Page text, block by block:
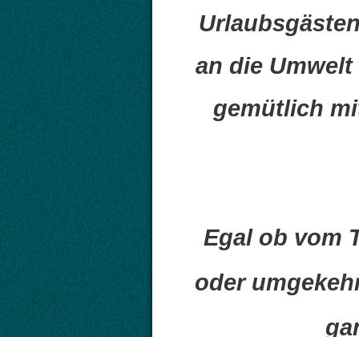
an die
gemütlich
Egal ob vom
oder